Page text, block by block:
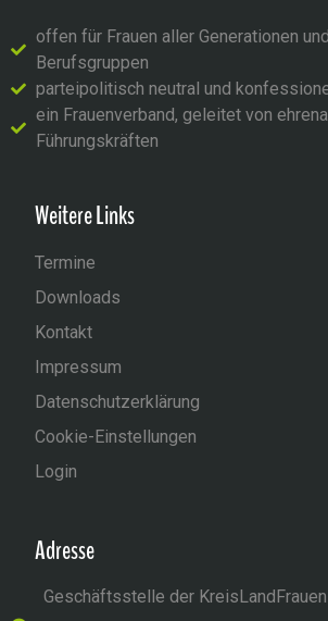
offen für Frauen aller Generationen
Berufsgruppen
parteipolitisch neutral und
ein Frauenverband, geleitet von
Führungskräften
Weitere Links
Termine
Downloads
Kontakt
Impressum
Datenschutzerklärung
Cookie-Einstellungen
Login
Adresse
Geschäftsstelle der KreisLandFrauen